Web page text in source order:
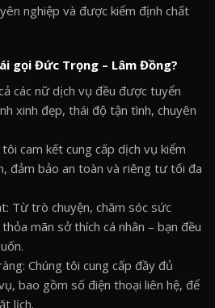
nghiệp và được kiểm định chất
gọi Đức Trọng – Lâm Đồng?
các nữ dịch vụ đều được tuyển
xinh đẹp, thái độ tận tình, chuyên
cam kết cung cấp dịch vụ kiểm
đảm bảo an toàn và riêng tư tối đa
Từ trò chuyện, chăm sóc sức
mãn sở thích cá nhân – bạn đều
Chúng tôi cung cấp đầy đủ
bao gồm số điện thoại liên hệ, để
lịch.